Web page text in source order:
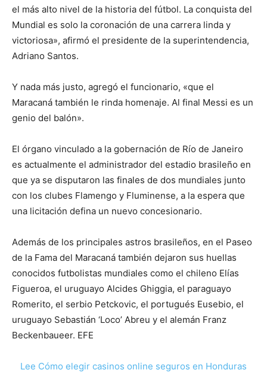
el más alto nivel de la historia del fútbol. La conquista del
Mundial es solo la coronación de una carrera linda y
victoriosa», afirmó el presidente de la superintendencia,
Adriano Santos.
Y nada más justo, agregó el funcionario, «que el
Maracaná también le rinda homenaje. Al final Messi es un
genio del balón».
El órgano vinculado a la gobernación de Río de Janeiro
es actualmente el administrador del estadio brasileño en
que ya se disputaron las finales de dos mundiales junto
con los clubes Flamengo y Fluminense, a la espera que
una licitación defina un nuevo concesionario.
Además de los principales astros brasileños, en el Paseo
de la Fama del Maracaná también dejaron sus huellas
conocidos futbolistas mundiales como el chileno Elías
Figueroa, el uruguayo Alcides Ghiggia, el paraguayo
Romerito, el serbio Petckovic, el portugués Eusebio, el
uruguayo Sebastián ‘Loco’ Abreu y el alemán Franz
Beckenbaueer. EFE
Lee Cómo elegir casinos online seguros en Honduras